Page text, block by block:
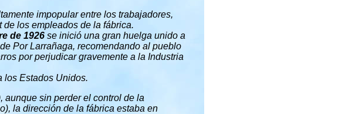
impopular entre los trabajadores,
de los empleados de la fábrica.
de 1926 se inició una gran huelga unido a
Por Larrañaga, recomendando al pueblo
por perjudicar gravemente a la Industria
los Estados Unidos.
aunque sin perder el control de la
la dirección de la fábrica estaba en